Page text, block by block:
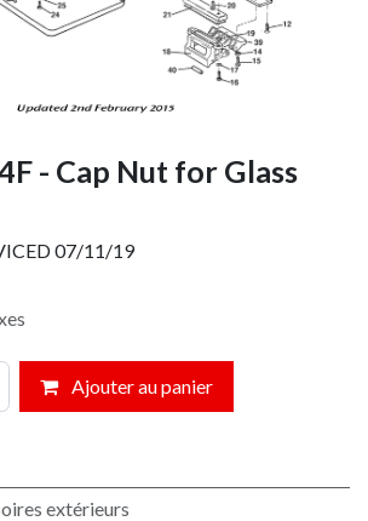
- Cap Nut for Glass
07/11/19
Ajouter au panier
extérieurs